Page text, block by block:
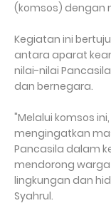
(komsos) dengan
Kegiatan ini
antara aparat
nilai-nilai
dan bernegara.
"Melalui komsos
mengingatkan
Pancasila dalam
mendorong
lingkungan dan
Syahrul.